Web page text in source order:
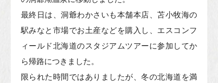
最終日は、洞爺わかさいも本舗本店、苫小牧海の
駅みなと市場でお土産などを購入し、エスコンフ
ィールド北海道のスタジアムツアーに参加してか
ら帰路につきました。
限られた時間ではありましたが、冬の北海道を満